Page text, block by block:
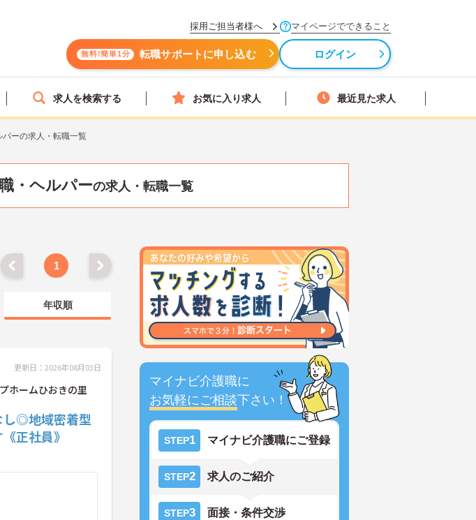
採用ご担当者様へ マイページでできること
無料!簡単1分 転職サポートに申し込む ログイン
求人を検索する お気に入り求人 最近見た求人
ーの求人・転職一覧
・ヘルパーの求人・転職一覧
マイナビ介護職に
お気軽にご相談下さい！
STEP1 マイナビ介護職にご登録
STEP2 求人のご紹介
STEP3 面接・条件交渉
1
年収順
更新日：2026年08月03日
ホームひおきの里
し◎地域密着型
正社員》